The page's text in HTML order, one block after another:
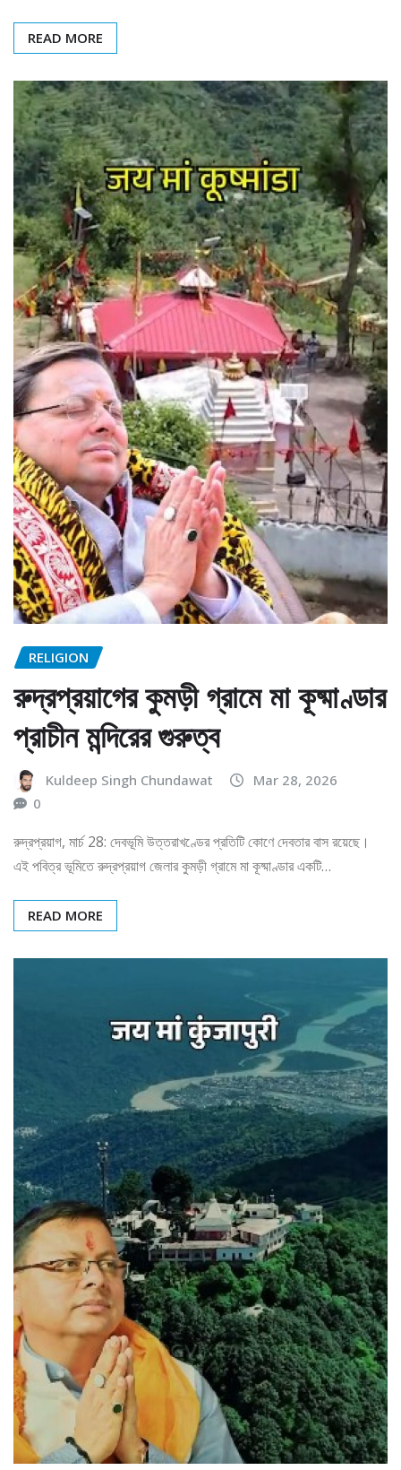
READ MORE
RELIGION
রুদ্রপ্রয়াগের কুমড়ী গ্রামে মা কূষ্মাণ্ডার
প্রাচীন মন্দিরের গুরুত্ব
Kuldeep Singh Chundawat
Mar 28, 2026
0
রুদ্রপ্রয়াগ, মার্চ 28: দেবভূমি উত্তরাখণ্ডের প্রতিটি কোণে দেবতার বাস রয়েছে।
এই পবিত্র ভূমিতে রুদ্রপ্রয়াগ জেলার কুমড়ী গ্রামে মা কূষ্মাণ্ডার একটি…
READ MORE